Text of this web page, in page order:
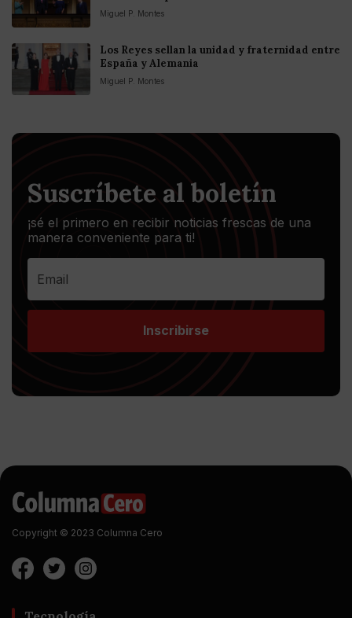
Miguel P. Montes
Los Reyes sellan la unidad y fraternidad entre
España y Alemania
Miguel P. Montes
Suscríbete al boletín
¡sé el primero en recibir noticias frescas de una
manera conveniente para ti!
Inscribirse
Copyright © 2023 Columna Cero